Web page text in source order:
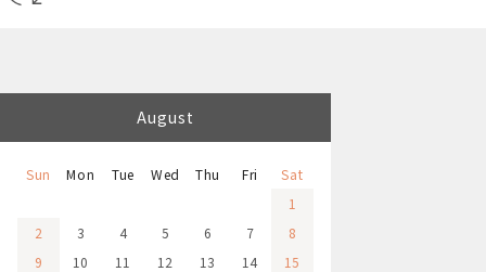
August
Sun Mon Tue Wed Thu Fri
Sat
1
2
3 4 5 6 7
8
9
10 11 12 13 14
15